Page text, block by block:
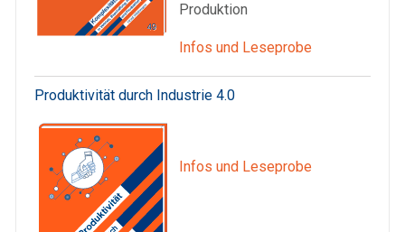
Produktion
Infos und Leseprobe
Produktivität durch Industrie 4.0
Infos und Leseprobe